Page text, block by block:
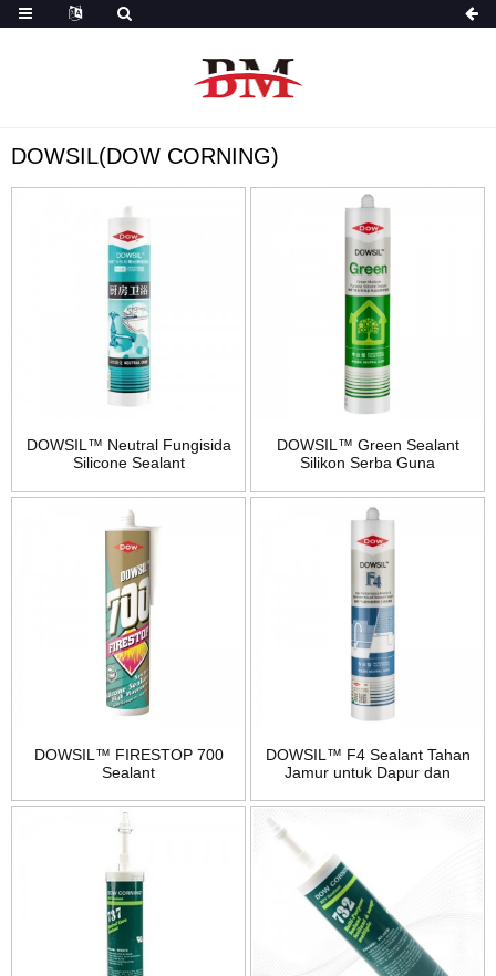
DOWSIL(DOW CORNING)
DOWSIL™ Neutral Fungisida
Silicone Sealant
DOWSIL™ Green Sealant
Silikon Serba Guna
DOWSIL™ FIRESTOP 700
Sealant
DOWSIL™ F4 Sealant Tahan
Jamur untuk Dapur dan